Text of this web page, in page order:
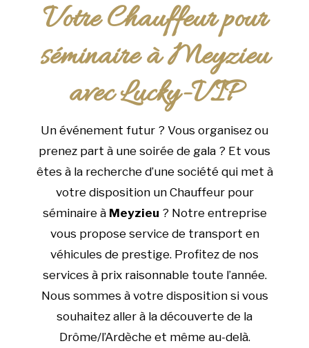
Votre Chauffeur pour
séminaire à Meyzieu
avec Lucky-VIP
Un événement futur ? Vous organisez ou
prenez part à une soirée de gala ? Et vous
êtes à la recherche d’une société qui met à
votre disposition un Chauffeur pour
séminaire à Meyzieu ? Notre entreprise
vous propose service de transport en
véhicules de prestige. Profitez de nos
services à prix raisonnable toute l’année.
Nous sommes à votre disposition si vous
souhaitez aller à la découverte de la
Drôme/l’Ardèche et même au-delà.